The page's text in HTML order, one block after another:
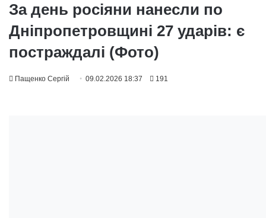
За день росіяни нанесли по
Дніпропетровщині 27 ударів: є
постраждалі (Фото)
Пащенко Сергій 09.02.2026 18:37 191